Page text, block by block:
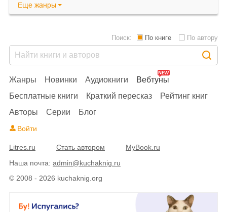
Еще жанры
© 2008 - 2026 kuchaknig.org
Жанры Новинки Аудиокниги
Вебтуны
Бесплатные книги
Краткий пересказ
Рейтинг книг
Авторы
Серии Блог
Поиск: По книге По автору
Войти
Litres.ru Стать автором
MyBook.ru
Наша почта: admin@kuchaknig.ru